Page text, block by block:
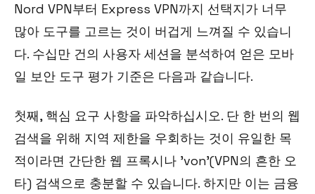
Nord VPN부터 Express VPN까지 선택지가 너무
많아 도구를 고르는 것이 버겁게 느껴질 수 있습니
다. 수십만 건의 사용자 세션을 분석하여 얻은 모바
일 보안 도구 평가 기준은 다음과 같습니다.
첫째, 핵심 요구 사항을 파악하십시오. 단 한 번의 웹
검색을 위해 지역 제한을 우회하는 것이 유일한 목
적이라면 간단한 웹 프록시나 'von'(VPN의 흔한 오
타) 검색으로 충분할 수 있습니다. 하지만 이는 금융